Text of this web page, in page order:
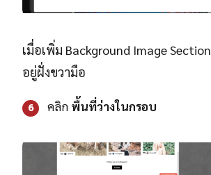
เมื่อเพิ่ม Background Image Section
อยู่ฝั่งขวามือ
6 คลิก พื้นที่ว่างในกรอบ